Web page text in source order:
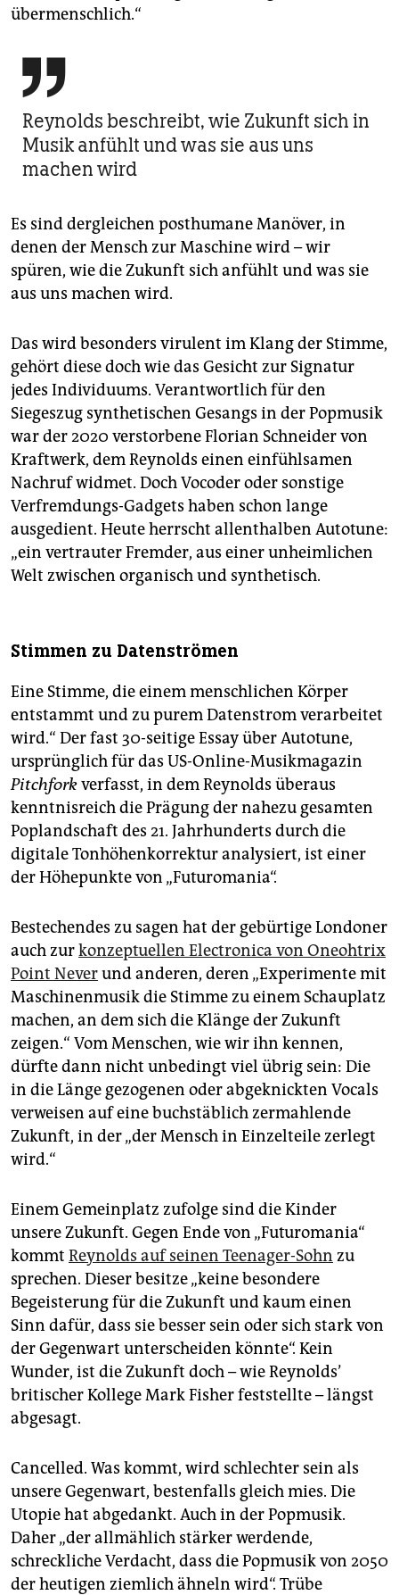
übermenschlich.“

Reynolds beschreibt, wie Zukunft sich in
Musik anfühlt und was sie aus uns
machen wird
Es sind dergleichen posthumane Manöver, in
denen der Mensch zur Maschine wird – wir
spüren, wie die Zukunft sich anfühlt und was sie
aus uns machen wird.
Das wird besonders virulent im Klang der Stimme,
gehört diese doch wie das Gesicht zur Signatur
jedes Individuums. Verantwortlich für den
Siegeszug synthetischen Gesangs in der Popmusik
war der 2020 verstorbene Florian Schneider von
Kraftwerk, dem Reynolds einen einfühlsamen
Nachruf widmet. Doch Vocoder oder sonstige
Verfremdungs-Gadgets haben schon lange
ausgedient. Heute herrscht allenthalben Autotune:
„ein vertrauter Fremder, aus einer unheimlichen
Welt zwischen organisch und synthetisch.
Stimmen zu Datenströmen
Eine Stimme, die einem menschlichen Körper
entstammt und zu purem Datenstrom verarbeitet
wird.“ Der fast 30-seitige Essay über Autotune,
ursprünglich für das US-Online-Musikmagazin
Pitchforkverfasst, in dem Reynolds überaus
kenntnisreich die Prägung der nahezu gesamten
Poplandschaft des 21. Jahrhunderts durch die
digitale Tonhöhenkorrektur analysiert, ist einer
der Höhepunkte von „Futuromania“.
Bestechendes zu sagen hat der gebürtige Londoner
auch zurkonzeptuellen Electronica von Oneohtrix
Point Neverund anderen, deren „Experimente mit
Maschinenmusik die Stimme zu einem Schauplatz
machen, an dem sich die Klänge der Zukunft
zeigen.“ Vom Menschen, wie wir ihn kennen,
dürfte dann nicht unbedingt viel übrig sein: Die
in die Länge gezogenen oder abgeknickten Vocals
verweisen auf eine buchstäblich zermahlende
Zukunft, in der „der Mensch in Einzelteile zerlegt
wird.“
Einem Gemeinplatz zufolge sind die Kinder
unsere Zukunft. Gegen Ende von „Futuromania“
kommt Reynolds auf seinen Teenager-Sohn zu
sprechen. Dieser besitze „keine besondere
Begeisterung für die Zukunft und kaum einen
Sinn dafür, dass sie besser sein oder sich stark von
der Gegenwart unterscheiden könnte“. Kein
Wunder, ist die Zukunft doch – wie Reynolds’
britischer Kollege Mark Fisher feststellte – längst
abgesagt.
Cancelled. Was kommt, wird schlechter sein als
unsere Gegenwart, bestenfalls gleich mies. Die
Utopie hat abgedankt. Auch in der Popmusik.
Daher „der allmählich stärker werdende,
schreckliche Verdacht, dass die Popmusik von 2050
der heutigen ziemlich ähneln wird“. Trübe